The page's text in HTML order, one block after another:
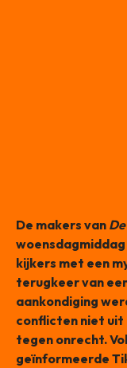
De makers van
kijkers met een
terugkeer van
aankondiging
conflicten niet uit
tegen onrecht.
geïnformeerde